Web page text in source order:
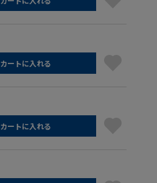
カートに入れる
カートに入れる